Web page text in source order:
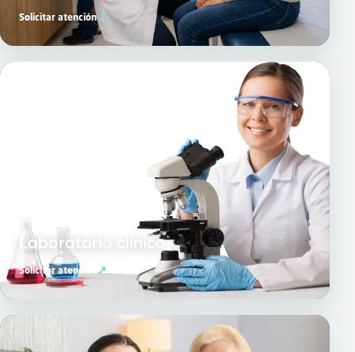
Solicitar atención↗
Laboratorio clínico
Solicitar atención↗